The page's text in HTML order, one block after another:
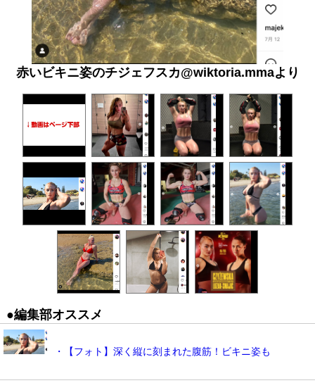
赤いビキニ姿のチジェフスカ@wiktoria.mmaより
●編集部オススメ
・【フォト】深く縦に刻まれた腹筋！ビキニ姿も